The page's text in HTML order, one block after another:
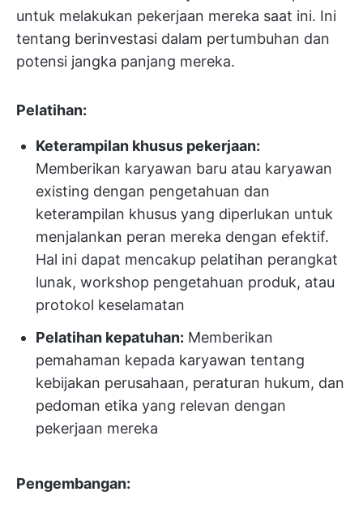
untuk melakukan pekerjaan mereka saat ini. Ini
tentang berinvestasi dalam pertumbuhan dan
potensi jangka panjang mereka.
Pelatihan:
Keterampilan khusus pekerjaan:
Memberikan karyawan baru atau karyawan
existing dengan pengetahuan dan
keterampilan khusus yang diperlukan untuk
menjalankan peran mereka dengan efektif.
Hal ini dapat mencakup pelatihan perangkat
lunak, workshop pengetahuan produk, atau
protokol keselamatan
Pelatihan kepatuhan: Memberikan
pemahaman kepada karyawan tentang
kebijakan perusahaan, peraturan hukum, dan
pedoman etika yang relevan dengan
pekerjaan mereka
Pengembangan: